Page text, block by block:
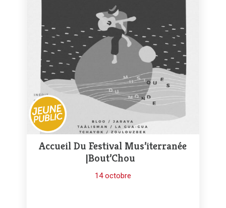
Accueil Du Festival Mus’iterranée
|Bout’Chou
14 octobre